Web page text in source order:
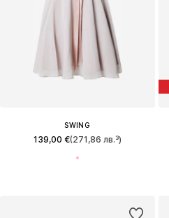
SWING
139,00 €(271,86 лв.³)